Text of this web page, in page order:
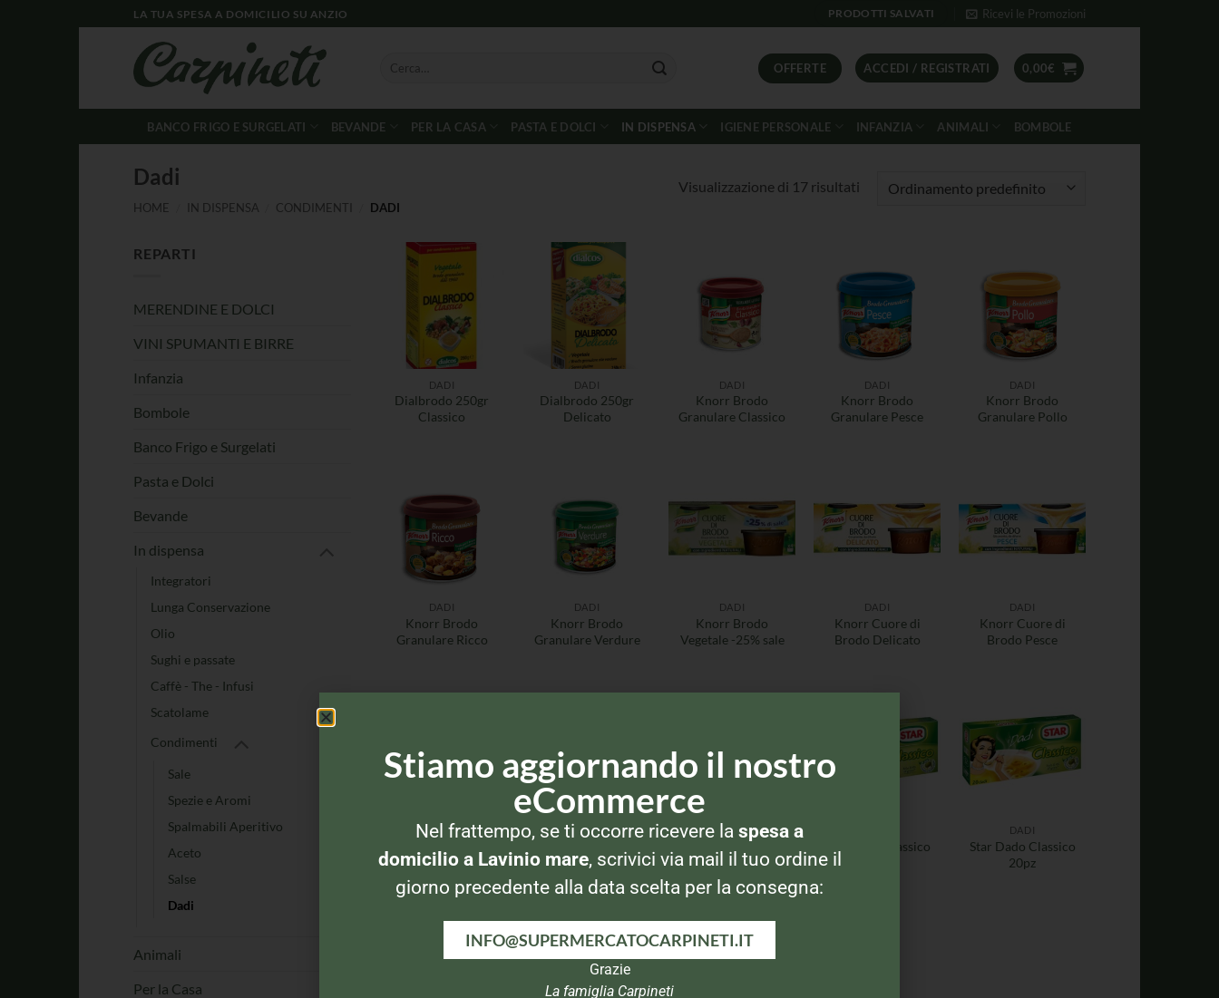
LA TUA SPESA A DOMICILIO SU ANZIO PRODOTTI SALVATI Ricevi le Promozioni
OFFERTE ACCEDI / REGISTRATI 0,00€
BANCO FRIGO E SURGELATI BEVANDE PER LA CASA PASTA E DOLCI IN DISPENSA IGIENE PERSONALE INFANZIA ANIMALI BOMBOLE
Dadi
HOME IN DISPENSA CONDIMENTI DADI
Visualizzazione di 17 risultati
REPARTI
MERENDINE E DOLCI
VINI SPUMANTI E BIRRE
Infanzia
Bombole
Banco Frigo e Surgelati
Pasta e Dolci
Bevande
In dispensa
Integratori
Lunga Conservazione
Olio
Sughi e passate
Caffè - The - Infusi
Scatolame
Condimenti
Sale
Spezie e Aromi
Spalmabili Aperitivo
Aceto
Salse
Dadi
Animali
Per la Casa
DADI
Dialbrodo 250gr
Classico
DADI
Dialbrodo 250gr
Delicato
DADI
Knorr Brodo
Granulare Classico
DADI
Knorr Brodo
Granulare Pesce
DADI
Knorr Brodo
Granulare Pollo
DADI
Knorr Brodo
Granulare Ricco
DADI
Knorr Brodo
Granulare Verdure
DADI
Knorr Brodo
Vegetale -25% sale
DADI
Knorr Cuore di
Brodo Delicato
DADI
Knorr Cuore di
Brodo Pesce
DADI
Brodo Porcini
DADI
Classico 20pz
DADI
Star Dado Classico
-30% di sale 10pz
Star Dado Classico
DADI
Star Dado Classico
20pz
Stiamo aggiornando il nostro
eCommerce
Nel frattempo, se ti occorre ricevere la spesa a
domicilio a Lavinio mare, scrivici via mail il tuo ordine il
giorno precedente alla data scelta per la consegna:
INFO@SUPERMERCATOCARPINETI.IT
Grazie
La famiglia Carpineti